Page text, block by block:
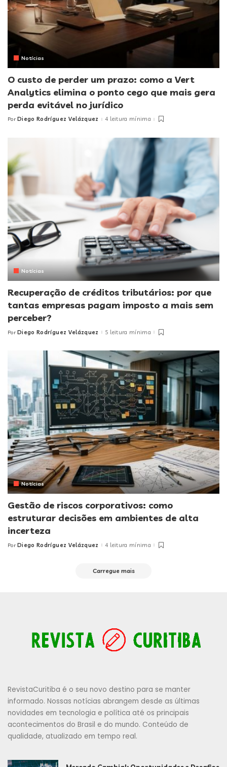
Notícias
O custo de perder um prazo: como a Vert
Analytics elimina o ponto cego que mais gera
perda evitável no jurídico
Posted
Por Diego Rodríguez Velázquez 4 leitura mínima
Notícias
Recuperação de créditos tributários: por que
tantas empresas pagam imposto a mais sem
perceber?
Posted
Por Diego Rodríguez Velázquez 5 leitura mínima
Notícias
Gestão de riscos corporativos: como
estruturar decisões em ambientes de alta
incerteza
Posted
Por Diego Rodríguez Velázquez 4 leitura mínima
Carregue mais
RevistaCuritiba é o seu novo destino para se manter
informado. Nossas notícias abrangem desde as últimas
novidades em tecnologia e política até os principais
acontecimentos do Brasil e do mundo. Conteúdo de
qualidade, atualizado em tempo real.